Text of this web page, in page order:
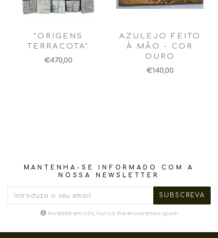
"ORIGENS
TERRACOTA"
€470,00
AZULEJO FEITO
À MÃO - COR
OURO
€140,00
MANTENHA-SE INFORMADO COM A
NOSSA NEWSLETTER
Acredite em nós, nunca lhe enviaremos spam